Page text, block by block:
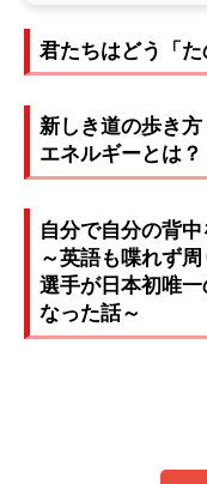
君たちはどう「
新しき道の歩き
エネルギーとは？
自分で自分の背
～英語も喋れず
選手が日本初唯
なった話～